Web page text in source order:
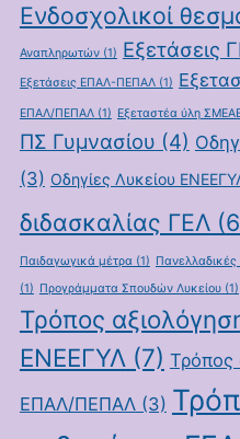
Ενδοσχολικοί
Αναπληρωτών(1) Εξετάσεις
Εξετάσεις ΕΠΑΛ-ΠΕΠΑΛ(1)
ΕΠΑΛ/ΠΕΠΑΛ(1) Εξεταστέα ύλη
ΠΣ Γυμνασίου (4)
(3) Οδηγίες Λυκείου
διδασκαλίας ΓΕΛ
Παιδαγωγικά μέτρα(1) Πανελλαδικές
(1) Προγράμματα Σπουδών Λυκείου(1)
Τρόπος
ΕΝΕΕΓΥΛ (7) Τρόπος
ΕΠΑΛ/ΠΕΠΑΛ(3)